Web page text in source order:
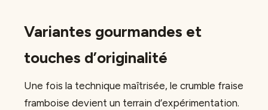
Variantes gourmandes et
touches d’originalité
Une fois la technique maîtrisée, le crumble fraise
framboise devient un terrain d’expérimentation.